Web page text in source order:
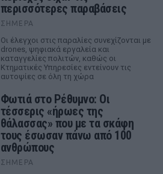
περισσότερες παραβάσεις
ΣΉΜΕΡΑ
Οι έλεγχοι στις παραλίες συνεχίζονται με
drones, ψηφιακά εργαλεία και
καταγγελίες πολιτών, καθώς οι
Κτηματικές Υπηρεσίες εντείνουν τις
αυτοψίες σε όλη τη χώρα
Φωτιά στο Ρέθυμνο: Οι
τέσσερις «ήρωες της
θάλασσας» που με τα σκάφη
τους έσωσαν πάνω από 100
ανθρώπους
ΣΉΜΕΡΑ